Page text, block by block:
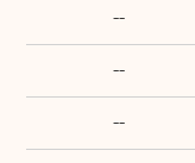
--
--
--